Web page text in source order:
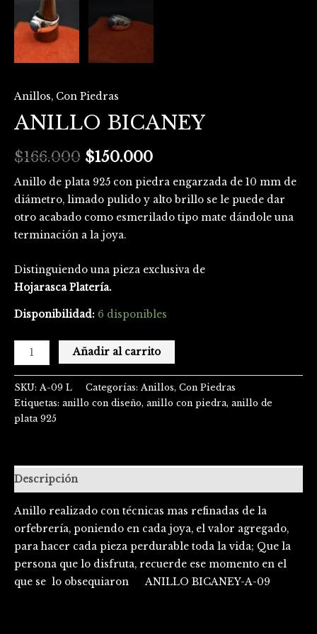
Anillos, Con Piedras
ANILLO BICANEY
$166.000 $150.000
Anillo de plata 925 con piedra engarzada de 10 mm de
diámetro, limado pulido y alto brillo se le puede dar
otro acabado como esmerilado tipo mate dándole una
terminación a la joya.
Distinguiendo una pieza exclusiva de
Hojarasca Platería.
Disponibilidad: 6 disponibles
Añadir al carrito
SKU: A-09 L Categorías: Anillos, Con Piedras
Etiquetas: anillo con diseño, anillo con piedra, anillo de
plata 925
Descripción
Anillo realizado con técnicas mas refinadas de la
orfebrería, poniendo en cada joya, el valor agregado,
para hacer cada pieza perdurable toda la vida; Que la
persona que lo disfruta, recuerde ese momento en el
que se lo obsequiaron ANILLO BICANEY-A-09